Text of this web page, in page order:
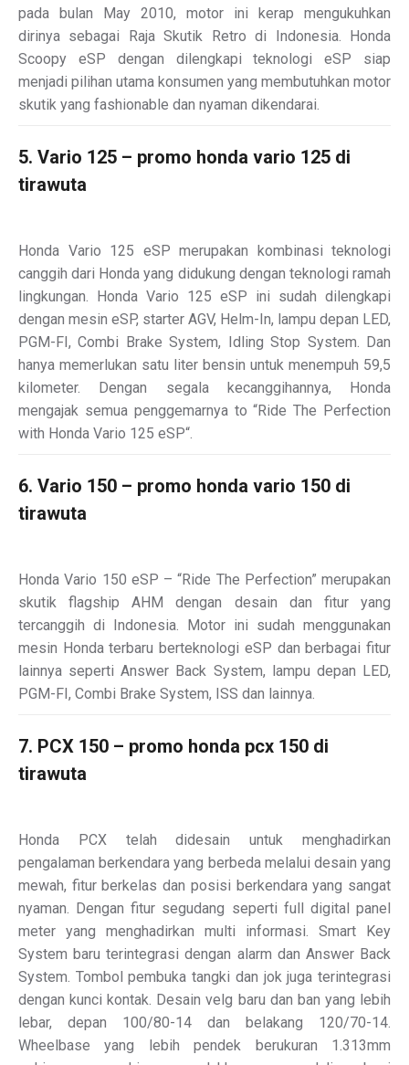
pada bulan May 2010, motor ini kerap mengukuhkan
dirinya sebagai Raja Skutik Retro di Indonesia. Honda
Scoopy eSP dengan dilengkapi teknologi eSP siap
menjadi pilihan utama konsumen yang membutuhkan motor
skutik yang fashionable dan nyaman dikendarai.
5. Vario 125 – promo honda vario 125 di
tirawuta
Honda Vario 125 eSP merupakan kombinasi teknologi
canggih dari Honda yang didukung dengan teknologi ramah
lingkungan. Honda Vario 125 eSP ini sudah dilengkapi
dengan mesin eSP, starter AGV, Helm-In, lampu depan LED,
PGM-FI, Combi Brake System, Idling Stop System. Dan
hanya memerlukan satu liter bensin untuk menempuh 59,5
kilometer. Dengan segala kecanggihannya, Honda
mengajak semua penggemarnya to “Ride The Perfection
with Honda Vario 125 eSP“.
6. Vario 150 – promo honda vario 150 di
tirawuta
Honda Vario 150 eSP – “Ride The Perfection” merupakan
skutik flagship AHM dengan desain dan fitur yang
tercanggih di Indonesia. Motor ini sudah menggunakan
mesin Honda terbaru berteknologi eSP dan berbagai fitur
lainnya seperti Answer Back System, lampu depan LED,
PGM-FI, Combi Brake System, ISS dan lainnya.
7. PCX 150 – promo honda pcx 150 di
tirawuta
Honda PCX telah didesain untuk menghadirkan
pengalaman berkendara yang berbeda melalui desain yang
mewah, fitur berkelas dan posisi berkendara yang sangat
nyaman. Dengan fitur segudang seperti full digital panel
meter yang menghadirkan multi informasi. Smart Key
System baru terintegrasi dengan alarm dan Answer Back
System. Tombol pembuka tangki dan jok juga terintegrasi
dengan kunci kontak. Desain velg baru dan ban yang lebih
lebar, depan 100/80-14 dan belakang 120/70-14.
Wheelbase yang lebih pendek berukuran 1.313mm